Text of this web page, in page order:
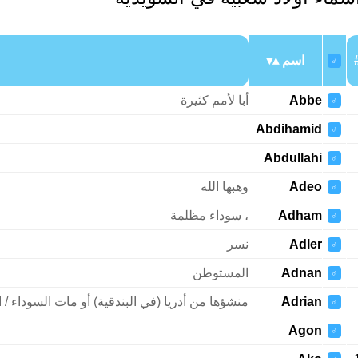
♂ اسم
♂
Abbe أبا لأمم كثيرة
♂
Abdihamid
♂
Abdullahi
♂
Adeo وهبها الله
♂
Adham ، سوداء مظلمة
♂
Adler نسر
♂
Adnan المستوطن
♂
Adrian منشؤها من أدريا (في البندقية) أو مات السوداء /
♂
Agon